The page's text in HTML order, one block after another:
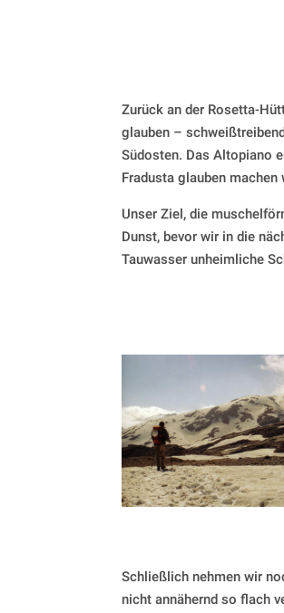
Zurück an der Rosetta-
glauben –
Südosten. Das Altopiano
Fradusta glauben
Unser Ziel, die
Dunst, bevor wir in die
Tauwasser unheimliche
Schließlich nehmen wir
nicht annähernd so flach